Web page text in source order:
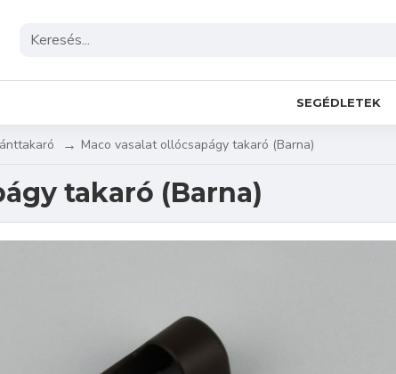
SEGÉDLETEK
Maco vasalat ollócsapágy takaró (Barna)
takaró (Barna)